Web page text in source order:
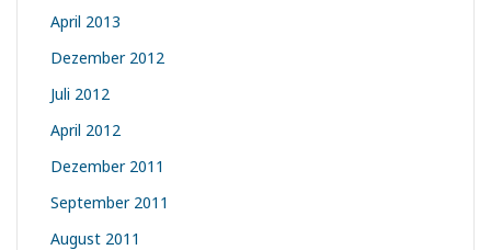
April 2013
Dezember 2012
Juli 2012
April 2012
Dezember 2011
September 2011
August 2011